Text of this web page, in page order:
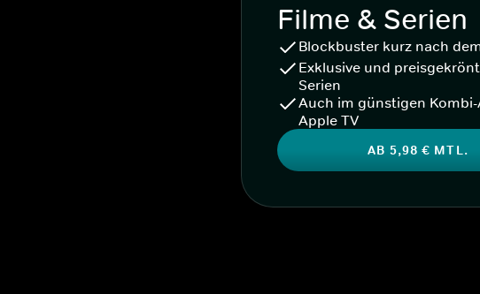
Filme & Serien
Blockbuster kurz nach
Exklusive und
Serien
Auch im günstigen
Apple TV
AB 5,98 € MTL.